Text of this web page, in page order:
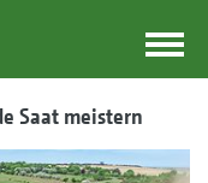
Saat meistern